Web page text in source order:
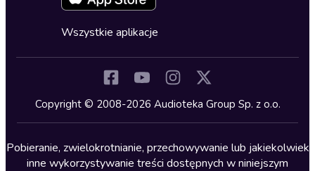
Kryminały
Lektury szkolne
Literatura anglojęzyczna
Cykle audiobooków
Wszystkie aplikacje
Copyright © 2008-2026 Audioteka Group Sp. z o.o.
Pobieranie, zwielokrotnianie, przechowywanie lub jakiekolwiek
inne wykorzystywanie treści dostępnych w niniejszym